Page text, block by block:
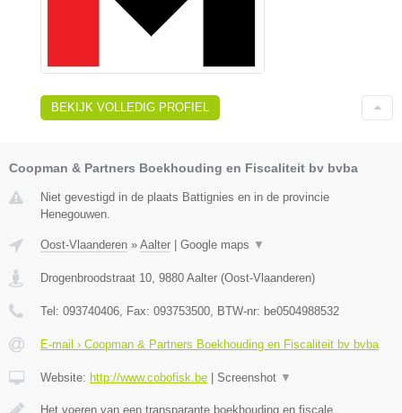
BEKIJK VOLLEDIG PROFIEL
Coopman & Partners Boekhouding en Fiscaliteit bv bvba
Niet gevestigd in de plaats Battignies en in de provincie
Henegouwen.
Oost-Vlaanderen » Aalter Google maps ▼
Drogenbroodstraat 10, 9880 Aalter (Oost-Vlaanderen)
Tel: 093740406, Fax: 093753500, BTW-nr: be0504988532
E-mail › Coopman & Partners Boekhouding en Fiscaliteit bv bvba
Website: http://www.cobofisk.be Screenshot ▼
Het voeren van een transparante boekhouding en fiscale